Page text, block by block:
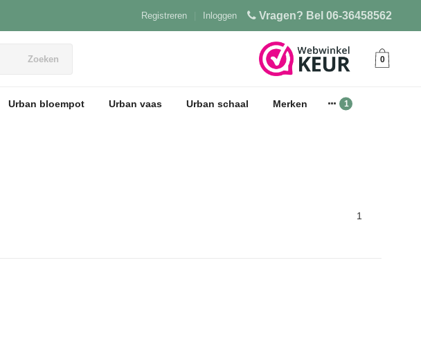
Vragen? Bel 06-36458562
Inloggen
Registreren
Zoeken 0
Urban bloempot Urban vaas Urban schaal Merken
1